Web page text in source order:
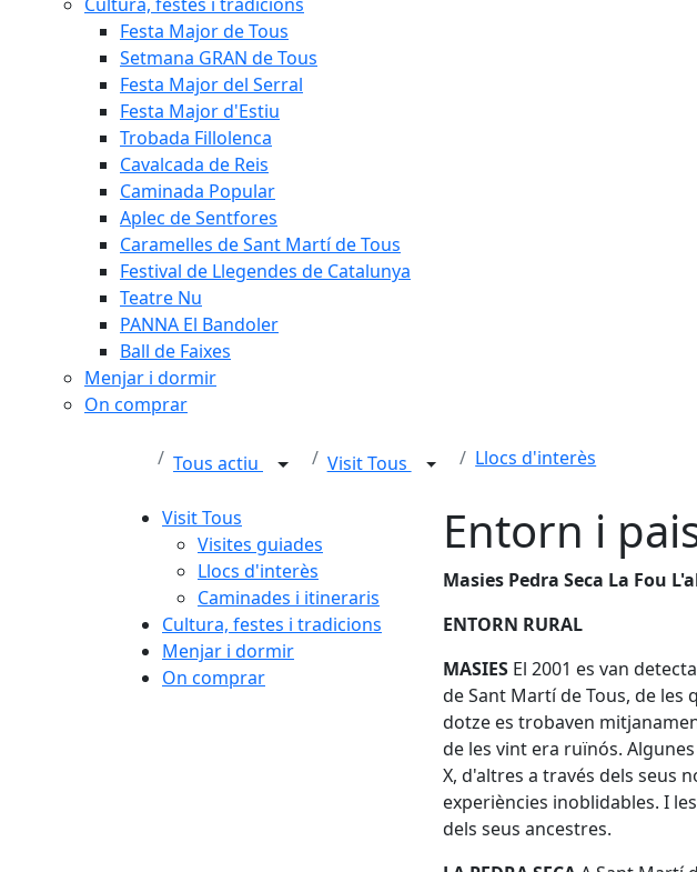
Festa Major de Tous
Setmana GRAN de Tous
Festa Major del Serral
Festa Major d'Estiu
Trobada Fillolenca
Cavalcada de Reis
Caminada Popular
Aplec de Sentfores
Caramelles de Sant Martí de Tous
Festival de Llegendes de Catalunya
Teatre Nu
PANNA El Bandoler
Ball de Faixes
Menjar i dormir
On comprar
Tous actiu Visit Tous Llocs d'interès
Visit Tous
Visites guiades
Llocs d'interès
Caminades i itineraris
Cultura, festes i tradicions
Menjar i dormir
On comprar
Entorn i
Masies Pedra Seca La Fou
ENTORN RURAL
MASIES El 2001 es van
de Sant Martí de Tous, de les
dotze es trobaven
de les vint era ruïnós.
X, d'altres a través dels seus
experiències inoblidables. I
dels seus ancestres.